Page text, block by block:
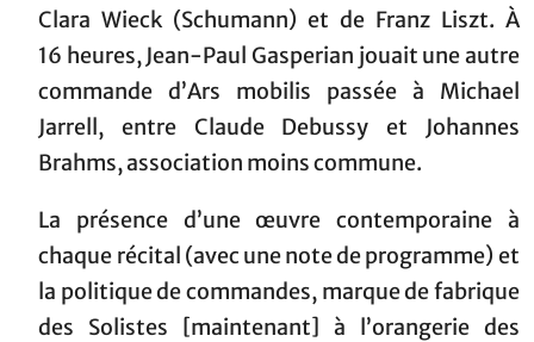
Clara Wieck (Schumann) et de Franz Liszt. À
16 heures, Jean-Paul Gasperian jouait une autre
commande d’Ars mobilis passée à Michael
Jarrell, entre Claude Debussy et Johannes
Brahms, association moins commune.
La présence d’une œuvre contemporaine à
chaque récital (avec une note de programme) et
la politique de commandes, marque de fabrique
des Solistes [maintenant] à l’orangerie des